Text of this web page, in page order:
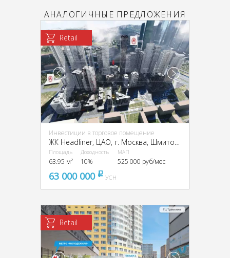
АНАЛОГИЧНЫЕ ПРЕДЛОЖЕНИЯ
Retail
Инвестиции в торговое помещение
ЖК Headliner, ЦАО, г. Москва, Шмитовский пр-д, 39к6
Площадь
63.95 м²
Доходность
10%
МАП
525 000 руб/мес
63 000 000 pуб
УСН
Retail